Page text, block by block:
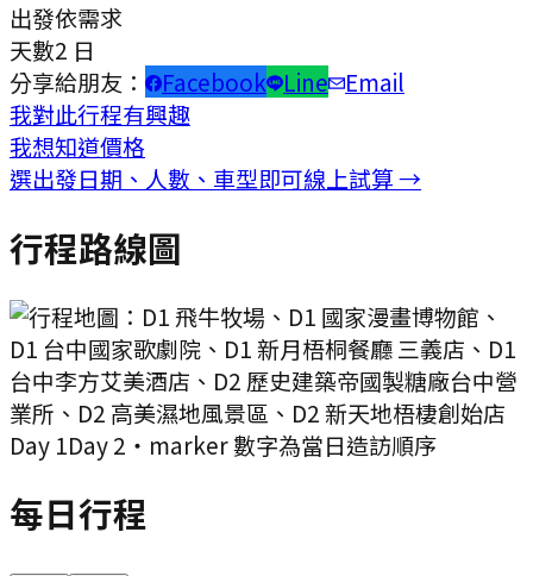
出發依需求
天數2 日
分享給朋友：
Facebook Line
Email
我對此行程有興趣
我想知道價格
選出發日期、人數、車型即可線上試算 →
行程路線圖
Day 1Day2 ・marker 數字為當日造訪順序
每日行程